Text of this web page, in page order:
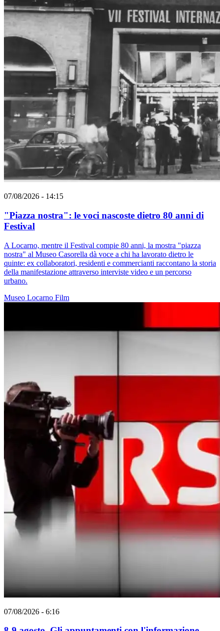
07/08/2026 - 14:15
"Piazza nostra": le voci nascoste dietro 80 anni di
Festival
A Locarno, mentre il Festival compie 80 anni, la mostra "piazza
nostra" al Museo Casorella dà voce a chi ha lavorato dietro le
quinte: ex collaboratori, residenti e commercianti raccontano la storia
della manifestazione attraverso interviste video e un percorso
urbano.
Museo Locarno Film
07/08/2026 - 6:16